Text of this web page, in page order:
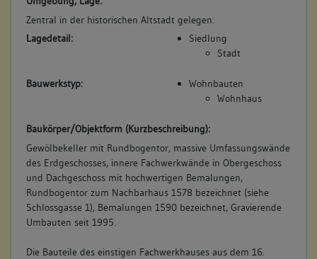
Bemerkung Familie:
Bemerkung Besitz:
Haus, Scheuer
keiner
Betroffene Gebäudeteile:
Erdgeschoss
Obergeschoss(e)
Dachgeschoss(e)
Untergeschoss(e)
Zentral in der historischen Altstadt gelegen.
Lagedetail:
Siedlung
Stadt
Bauwerkstyp:
Wohnbauten
Wohnhaus
Baukörper/Objektform (Kurzbeschreibung):
Gewölbekeller mit Rundbogentor, massive Umfassungswände
des Erdgeschosses, innere Fachwerkwände in Obergeschoss
und Dachgeschoss mit hochwertigen Bemalungen,
Rundbogentor zum Nachbarhaus 1578 bezeichnet (siehe
Schlossgasse 1), Bemalungen 1590 bezeichnet, Gravierende
Umbauten seit 1995.
Die Bauteile des einstigen Fachwerkhauses aus dem 16.